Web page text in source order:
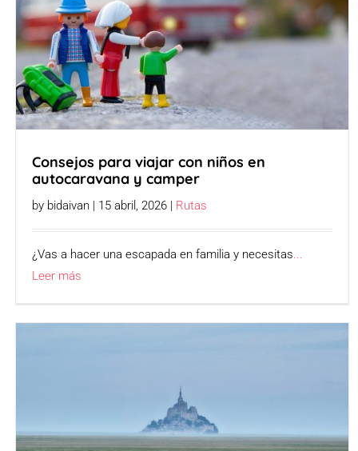
Consejos para viajar con niños en
autocaravana y camper
by bidaivan | 15 abril, 2026 | Rutas
¿Vas a hacer una escapada en familia y necesitas...
Leer más